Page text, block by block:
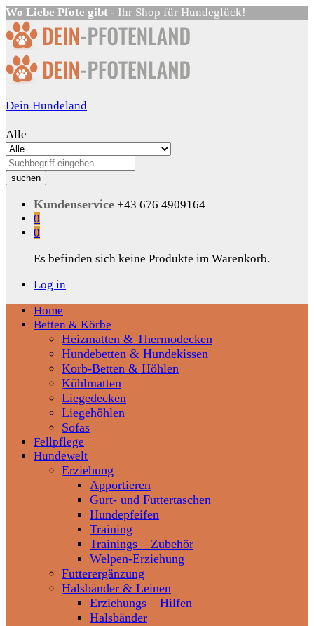
Wo Liebe Pfote gibt - Ihr Shop für Hundeglück!
Dein Hundeland
Alle
suchen
Kundenservice +43 676 4909164
0
0
Es befinden sich keine Produkte im Warenkorb.
Log in
Home
Betten & Körbe
Heizmatten & Thermodecken
Hundebetten & Hundekissen
Korb-Betten & Höhlen
Kühlmatten
Liegedecken
Liegehöhlen
Sofas
Fellpflege
Hundewelt
Erziehung
Apportieren
Gurt- und Futtertaschen
Hundepfeifen
Training
Trainings – Zubehör
Welpen-Erziehung
Futterergänzung
Halsbänder & Leinen
Erziehungs – Hilfen
Halsbänder